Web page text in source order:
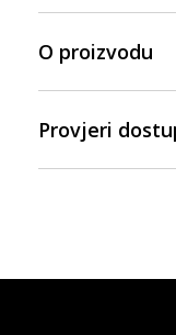
O proizvodu
Provjeri